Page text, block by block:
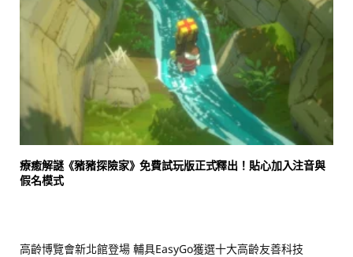
療癒解謎《豬豬探險家》免費試玩版正式釋出！貼心加入注音與
假名模式
高齡博覽會新北館登場 輔具EasyGo獲選十大高齡友善科技